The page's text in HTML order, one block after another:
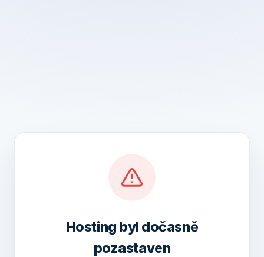
Hosting byl dočasně
pozastaven